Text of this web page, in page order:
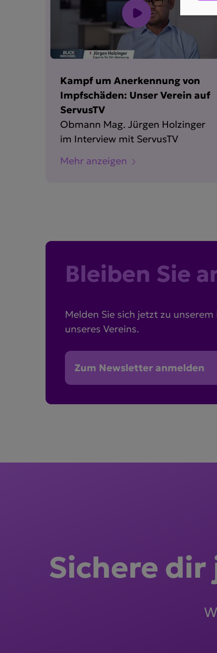
Kampf um Anerkennung von
Impfschäden: Unser Verein auf
ServusTV
Obmann Mag. Jürgen Holzinger
im Interview mit ServusTV
Mehr anzeigen
Bleiben Sie
Melden Sie sich jetzt zu
unseres Vereins.
Zum Newsletter anmelden
Sichere